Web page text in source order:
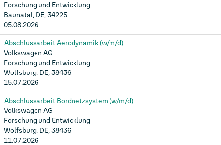
Forschung und Entwicklung
Baunatal, DE, 34225
05.08.2026
Abschlussarbeit Aerodynamik (w/m/d)
Volkswagen AG
Forschung und Entwicklung
Wolfsburg, DE, 38436
15.07.2026
Abschlussarbeit Bordnetzsystem (w/m/d)
Volkswagen AG
Forschung und Entwicklung
Wolfsburg, DE, 38436
11.07.2026